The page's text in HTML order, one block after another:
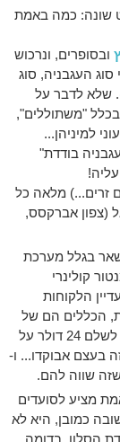
שונה: כמה באמת
ובסופרים, ונרכוש
העגבניה, סוג
שלא לדבר על
"משתוללים",
למיניהן...
בודדת"
זרים...) מלאה כל
(צפון אברקסס,
בגלל מערכת
קולינרי
הלקוחות
הכללים הם של
היצע וביקוש - ואם כל כך הרבה אנשים מוכנים לשלם 24 דולר על
- שזה בעצם אבוקדו... ו-
מציע לסועדים